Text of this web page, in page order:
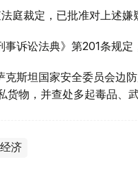
庭裁定，已批准对上述嫌
诉讼法典》第201条规定
克斯坦国家安全委员会边
物，并查处多起毒品、
经济